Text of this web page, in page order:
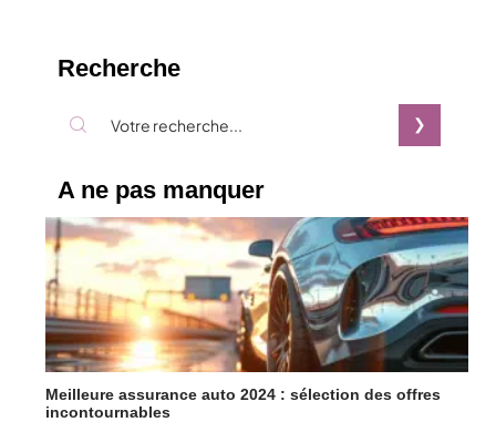
Recherche
A ne pas manquer
Meilleure assurance auto 2024 : sélection des offres
incontournables